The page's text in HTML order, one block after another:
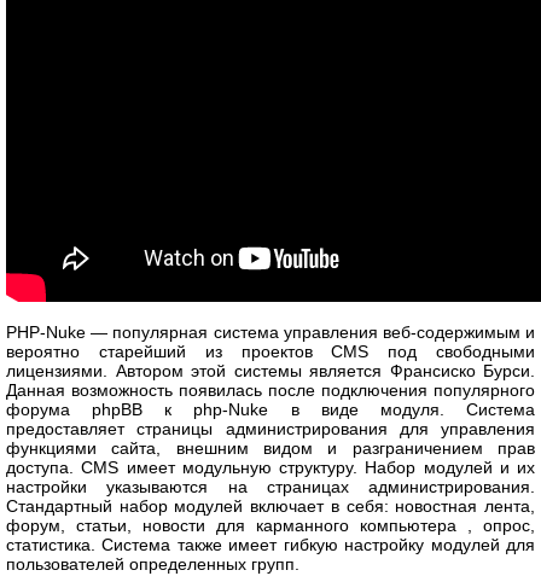
PHP-Nuke — популярная система управления веб-содержимым и
вероятно старейший из проектов CMS под свободными
лицензиями. Автором этой системы является Франсиско Бурси.
Данная возможность появилась после подключения популярного
форума phpBB к php-Nuke в виде модуля. Система
предоставляет страницы администрирования для управления
функциями сайта, внешним видом и разграничением прав
доступа. CMS имеет модульную структуру. Набор модулей и их
настройки указываются на страницах администрирования.
Стандартный набор модулей включает в себя: новостная лента,
форум, статьи, новости для карманного компьютера , опрос,
статистика. Система также имеет гибкую настройку модулей для
пользователей определенных групп.